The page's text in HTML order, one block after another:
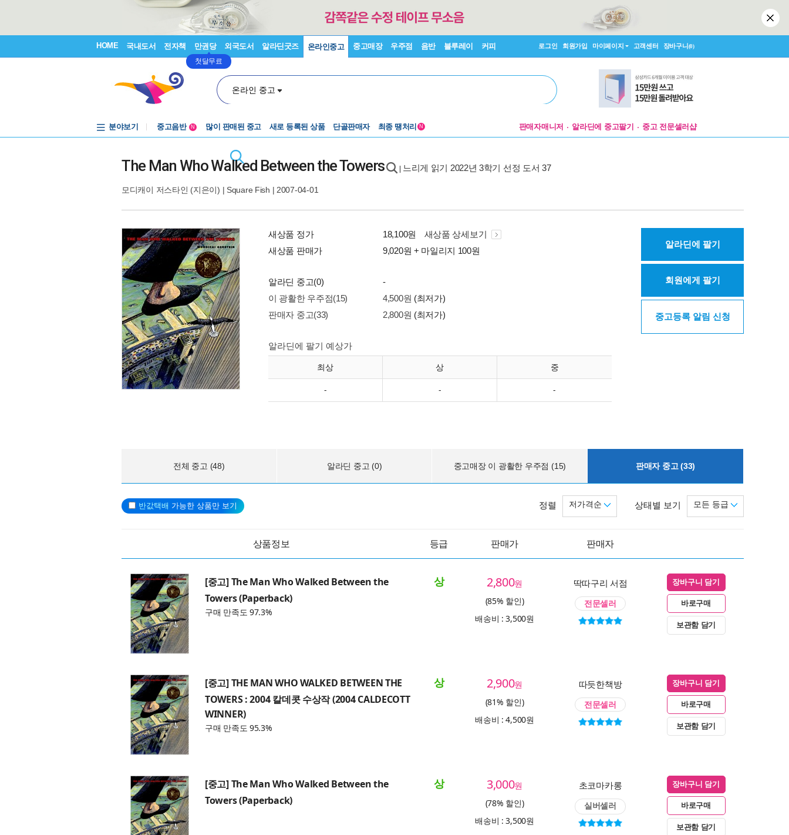
HOME 국내도서 전자책 만권당
첫달무료
외국도서 알라딘굿즈 온라인중고 중고매장 우주점 음반 블루레이 커피 로그인 회원가입 마이페이지 고객센터 장바구니(0)
온라인 중고
분야보기
중고음반
N 많이 판매된 중고 새로 등록된 상품 단골판매자 최종 땡처리 N 판매자매니저 알라딘에 중고팔기 중고 전문셀러샵
The Man Who Walked Between the Towers 느리게 읽기 2022년 3학기 선정 도서 37
모디캐이 저스타인 (지은이) | Square Fish | 2007-04-01
새상품 정가 18,100원
새상품 상세보기
새상품 판매가
9,020원 + 마일리지 100원
알라딘 중고(0)
-
이 광활한 우주점(15)
4,500원 (최저가)
판매자 중고(33)
2,800원 (최저가)
알라딘에 팔기 예상가
최상 상 중
- - -
알라딘에 팔기
회원에게 팔기
중고등록 알림 신청
전체 중고 (48) 알라딘 중고 (0) 중고매장 이 광활한 우주점 (15) 판매자 중고 (33)
반값택배 가능한 상품만 보기 상태별 보기 모든 등급
정렬 저가격순
상품정보 등급 판매가 판매자
[중고] The Man Who Walked Between the
Towers (Paperback)
구매 만족도 97.3%
상 2,800원
(85% 할인)
배송비 : 3,500원
딱따구리 서점
전문셀러
장바구니 담기
바로구매
보관함 담기
[중고] THE MAN WHO WALKED BETWEEN THE
TOWERS : 2004 칼데콧 수상작 (2004 CALDECOTT
WINNER)
구매 만족도 95.3%
상 2,900원
(81% 할인)
배송비 : 4,500원
따듯한책방
전문셀러
장바구니 담기
바로구매
보관함 담기
[중고] The Man Who Walked Between the
Towers (Paperback)
상 3,000원
(78% 할인)
배송비 : 3,500원
초코마카롱
실버셀러
장바구니 담기
바로구매
보관함 담기